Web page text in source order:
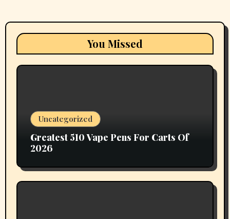
You Missed
Uncategorized
Greatest 510 Vape Pens For Carts Of
2026